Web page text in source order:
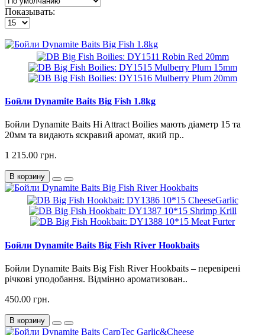
Показывать:
Бойли Dynamite Baits Big Fish 1.8kg
Бойли Dynamite Baits Hi Attract Boilies мають діаметр 15 та
20мм та видають яскравий аромат, який пр..
1 215.00 грн.
В корзину
Бойли Dynamite Baits Big Fish River Hookbaits
Бойли Dynamite Baits Big Fish River Hookbaits – перевірені
річкові уподобання. Відмінно ароматизован..
450.00 грн.
В корзину